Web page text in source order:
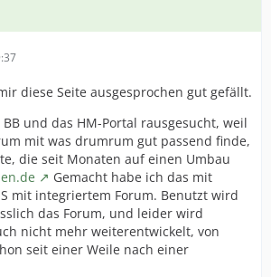
diese Seite ausgesprochen gut gefällt.
und das HM-Portal rausgesucht, weil
mit was drumrum gut passend finde,
die seit Monaten auf einen Umbau
Gemacht habe ich das mit
mit integriertem Forum. Benutzt wird
das Forum, und leider wird
nicht mehr weiterentwickelt, von
seit einer Weile nach einer